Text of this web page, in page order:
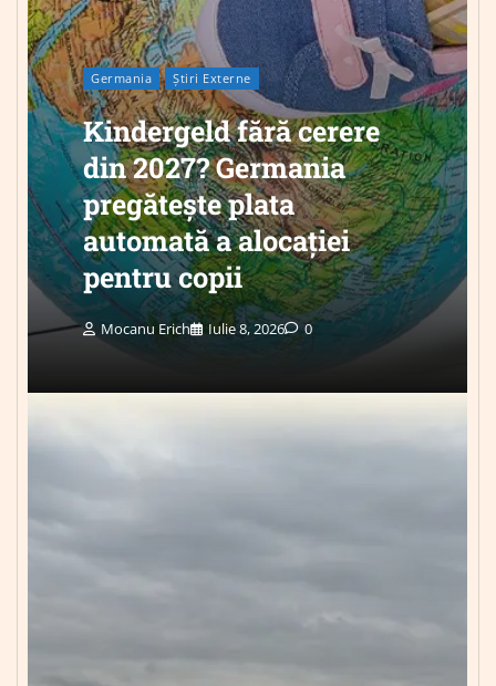
Germania Știri Externe
Kindergeld fără cerere
din 2027? Germania
pregătește plata
automată a alocației
pentru copii
Mocanu Erich Iulie 8, 2026 0